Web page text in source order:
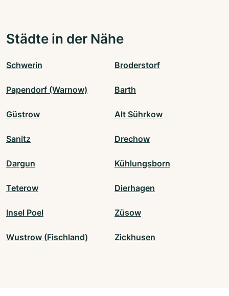
Städte in der Nähe
Schwerin Broderstorf
Papendorf (Warnow) Barth
Güstrow Alt Sührkow
Sanitz Drechow
Dargun Kühlungsborn
Teterow Dierhagen
Insel Poel Züsow
Wustrow (Fischland) Zickhusen